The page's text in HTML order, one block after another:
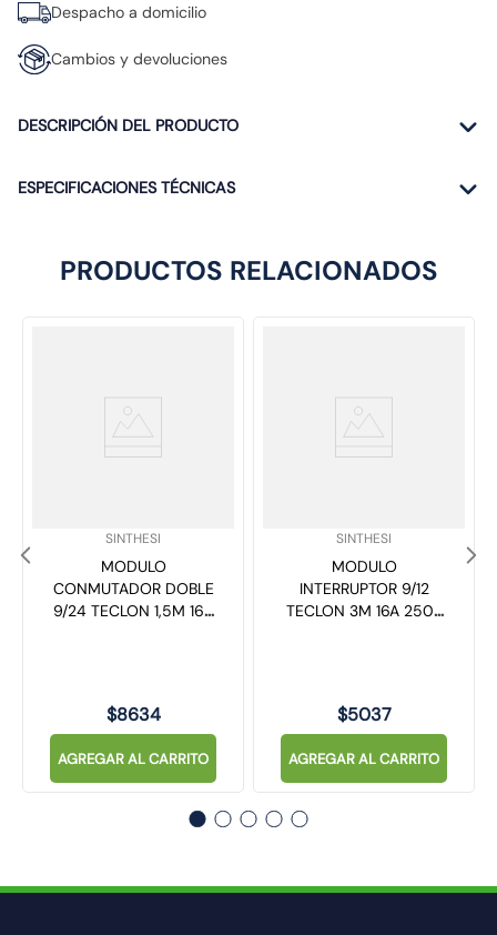
Despacho a domicilio
Cambios y devoluciones
DESCRIPCIÓN DEL PRODUCTO
ESPECIFICACIONES TÉCNICAS
PRODUCTOS RELACIONADOS
SINTHESI
MODULO
CONMUTADOR DOBLE
9/24 TECLON 1,5M 16A
$8634
AGREGAR AL CARRITO
SINTHESI
MODULO
INTERRUPTOR 9/12
TECLON 3M 16A 250V
$5037
AGREGAR AL CARRITO